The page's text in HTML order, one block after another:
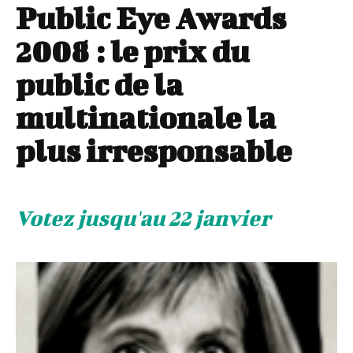
Public Eye Awards
2008 : le prix du
public de la
multinationale la
plus irresponsable
Votez jusqu'au 22 janvier